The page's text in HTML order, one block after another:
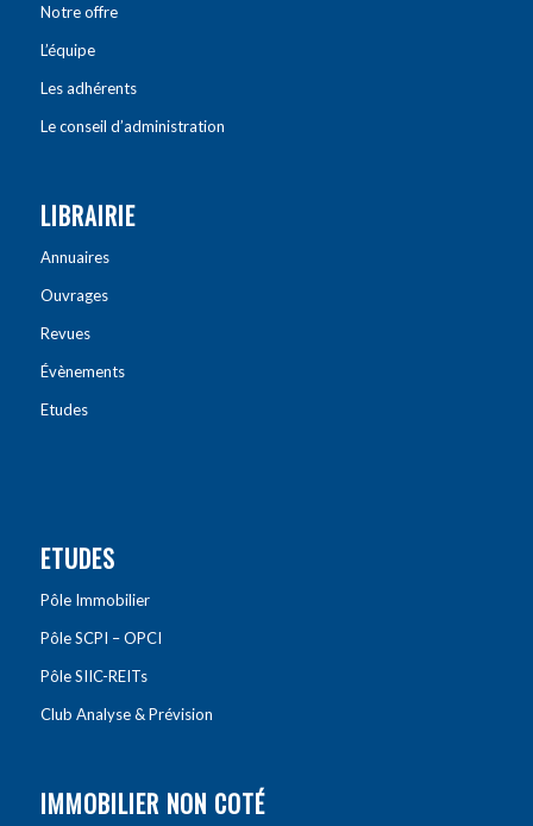
Notre offre
L’équipe
Les adhérents
Le conseil d’administration
LIBRAIRIE
Annuaires
Ouvrages
Revues
Évènements
Etudes
ETUDES
Pôle Immobilier
Pôle SCPI – OPCI
Pôle SIIC-REITs
Club Analyse & Prévision
IMMOBILIER NON COTÉ